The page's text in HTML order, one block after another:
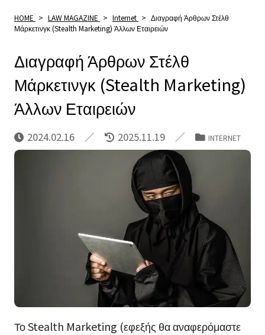
HOME > LAW MAGAZINE > Internet > Διαγραφή Άρθρων Στέλθ
Μάρκετινγκ (Stealth Marketing) Άλλων Εταιρειών
Διαγραφή Άρθρων Στέλθ
Μάρκετινγκ (Stealth Marketing)
Άλλων Εταιρειών
2024.02.16 2025.11.19 INTERNET
Το Stealth Marketing (εφεξής θα αναφερόμαστε